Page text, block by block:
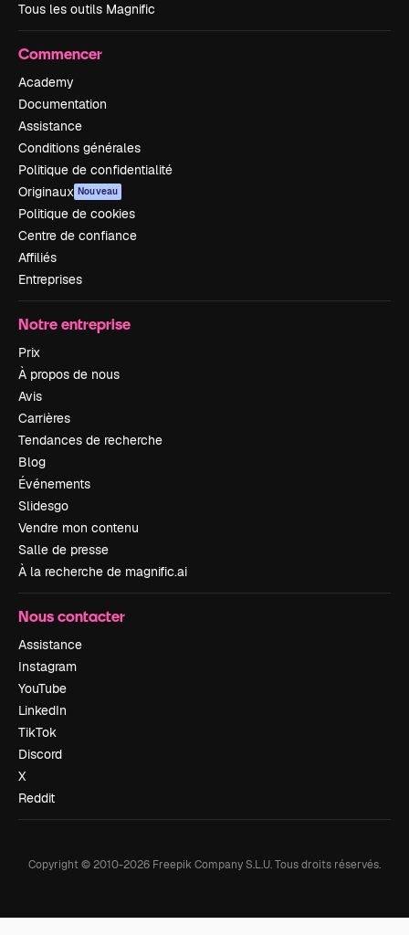
Tous les outils Magnific
Commencer
Academy
Documentation
Assistance
Conditions générales
Politique de confidentialité
Originaux Nouveau
Politique de cookies
Centre de confiance
Affiliés
Entreprises
Notre entreprise
Prix
À propos de nous
Avis
Carrières
Tendances de recherche
Blog
Événements
Slidesgo
Vendre mon contenu
Salle de presse
À la recherche de magnific.ai
Nous contacter
Assistance
Instagram
YouTube
LinkedIn
TikTok
Discord
X
Reddit
Copyright © 2010-2026 Freepik Company S.L.U.Tous droits réservés.